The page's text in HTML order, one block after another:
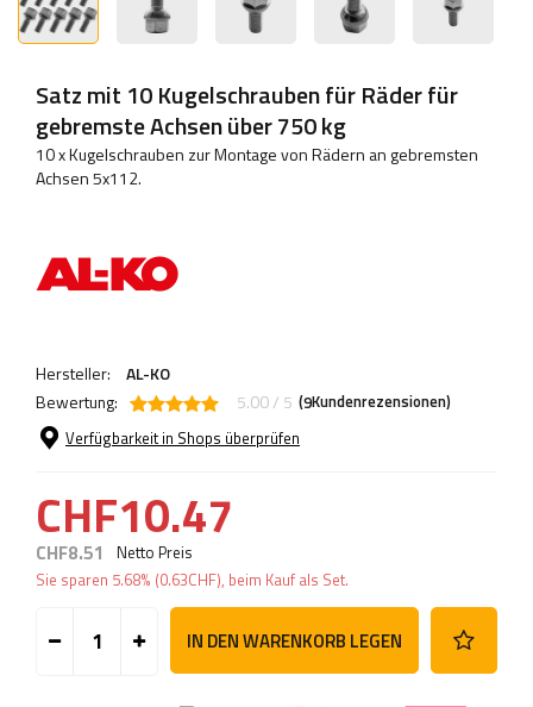
Satz mit 10 Kugelschrauben für Räder für
gebremste Achsen über 750 kg
10 x Kugelschrauben zur Montage von Rädern an gebremsten
Achsen 5x112.
Hersteller:
AL-KO
Bewertung:
5.00 / 5 (9Kundenrezensionen)
Verfügbarkeit in Shops überprüfen
CHF10.47
CHF8.51
Netto Preis
Sie sparen 5.68% (0.63CHF), beim Kauf als Set.
IN DEN WARENKORB LEGEN